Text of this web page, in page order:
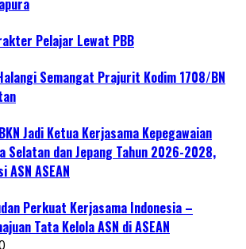
Pelajar Lewat PBB
Semangat Prajurit Kodim 1708/BN
Jadi Ketua Kerjasama Kepegawaian
Selatan dan Jepang Tahun 2026-2028,
ASN ASEAN
Perkuat Kerjasama Indonesia –
Tata Kelola ASN di ASEAN